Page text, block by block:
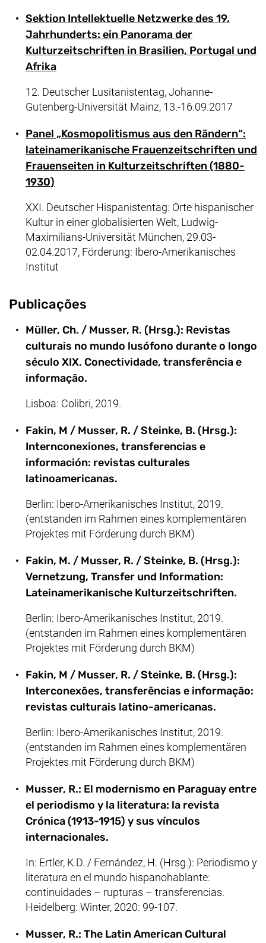
Sektion Intellektuelle Netzwerke des 19.
Jahrhunderts: ein Panorama der
Kulturzeitschriften in Brasilien, Portugal und
Afrika
12. Deutscher Lusitanistentag, Johanne-
Gutenberg-Universität Mainz, 13.-16.09.2017
Panel „Kosmopolitismus aus den Rändern“:
lateinamerikanische Frauenzeitschriften und
Frauenseiten in Kulturzeitschriften (1880-
1930)
XXI. Deutscher Hispanistentag: Orte hispanischer
Kultur in einer globalisierten Welt, Ludwig-
Maximilians-Universität München, 29.03-
02.04.2017, Förderung: Ibero-Amerikanisches
Institut
Publicações
Müller, Ch. / Musser, R. (Hrsg.): Revistas
culturais no mundo lusófono durante o longo
século XIX. Conectividade, transferência e
informação.
Lisboa: Colibri, 2019.
Fakin, M / Musser, R. / Steinke, B. (Hrsg.):
Internconexiones, transferencias e
información: revistas culturales
latinoamericanas.
Berlin: Ibero-Amerikanisches Institut, 2019.
(entstanden im Rahmen eines komplementären
Projektes mit Förderung durch BKM)
Fakin, M. / Musser, R. / Steinke, B. (Hrsg.):
Vernetzung, Transfer und Information:
Lateinamerikanische Kulturzeitschriften.
Berlin: Ibero-Amerikanisches Institut, 2019.
(entstanden im Rahmen eines komplementären
Projektes mit Förderung durch BKM)
Fakin, M / Musser, R. / Steinke, B. (Hrsg.):
Interconexões, transferências e informação:
revistas culturais latino-americanas.
Berlin: Ibero-Amerikanisches Institut, 2019.
(entstanden im Rahmen eines komplementären
Projektes mit Förderung durch BKM)
Musser, R.: El modernismo en Paraguay entre
el periodismo y la literatura: la revista
Crónica (1913-1915) y sus vínculos
internacionales.
In: Ertler, K.D. / Fernández, H. (Hrsg.): Periodismo y
literatura en el mundo hispanohablante:
continuidades – rupturas – transferencias.
Heidelberg: Winter, 2020: 99-107.
Musser, R.: The Latin American Cultural